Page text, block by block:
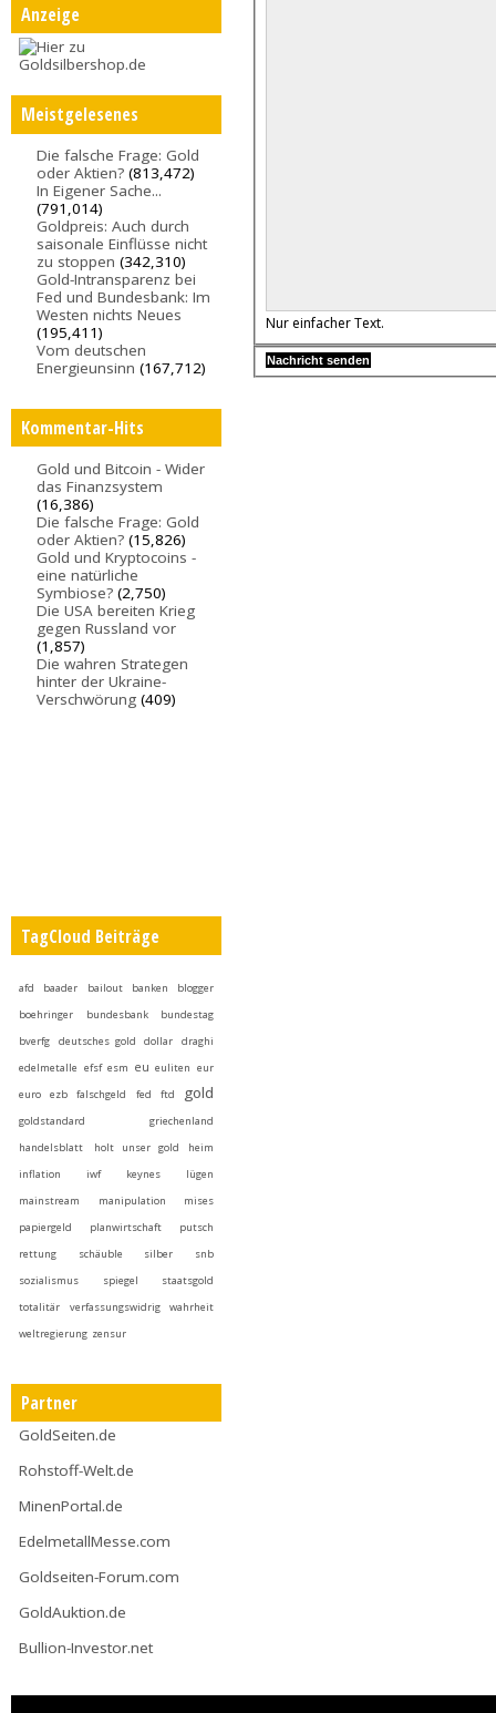
Anzeige
Meistgelesenes
Die falsche Frage: Gold
oder Aktien? (813,472)
In Eigener Sache...
(791,014)
Goldpreis: Auch durch
saisonale Einflüsse nicht
zu stoppen (342,310)
Gold-Intransparenz bei
Fed und Bundesbank: Im
Westen nichts Neues
(195,411)
Vom deutschen
Energieunsinn (167,712)
Kommentar-Hits
Gold und Bitcoin - Wider
das Finanzsystem
(16,386)
Die falsche Frage: Gold
oder Aktien? (15,826)
Gold und Kryptocoins -
eine natürliche
Symbiose? (2,750)
Die USA bereiten Krieg
gegen Russland vor
(1,857)
Die wahren Strategen
hinter der Ukraine-
Verschwörung (409)
TagCloud Beiträge
afd baader bailout banken
blogger
boehringer
bundesbank
bundestag
bverfg
deutsches gold dollar
draghi
edelmetalle efsf esm eu euliten eur
euro
ezb falschgeld fed ftd gold
goldstandard
griechenland
handelsblatt
holt unser gold heim
inflation
iwf keynes
lügen
mainstream
manipulation
mises
papiergeld
planwirtschaft
putsch
rettung
schäuble silber
snb
sozialismus
spiegel
staatsgold
totalitär
verfassungswidrig
wahrheit
weltregierung zensur
Partner
GoldSeiten.de
Rohstoff-Welt.de
MinenPortal.de
EdelmetallMesse.com
Goldseiten-Forum.com
GoldAuktion.de
Bullion-Investor.net
Nur einfacher Text.